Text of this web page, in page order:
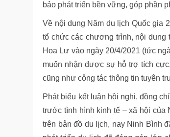
bảo phát triển bền vững, góp phần
Về nội dung Năm du lịch Quốc gia
tổ chức các chương trình, nội dung
Hoa Lư vào ngày 20/4/2021 (tức
muốn nhận được sự hỗ trợ tích
cũng như công tác thông tin tuyên
Phát biểu kết luận hội nghị, đồng
trước tình hình kinh tế – xã hội của
trên bản đồ du lịch, nay Ninh Bình